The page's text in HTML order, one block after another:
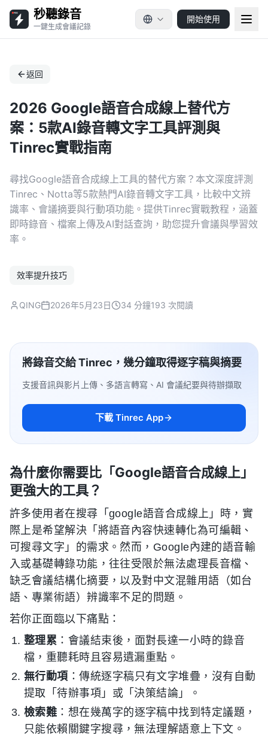
秒聽錄音
一鍵生成會議記錄
開始使用
返回
2026 Google語音合成線上替代方
案：5款AI錄音轉文字工具評測與
Tinrec實戰指南
尋找Google語音合成線上工具的替代方案？本文深度評測
Tinrec、Notta等5款熱門AI錄音轉文字工具，比較中文辨
識率、會議摘要與行動項功能。提供Tinrec實戰教程，涵蓋
即時錄音、檔案上傳及AI對話查詢，助您提升會議與學習效
率。
效率提升技巧
QING 2026年5月23日 34 分鐘193 次閱讀
將錄音交給 Tinrec，幾分鐘取得逐字稿與摘要
支援音訊與影片上傳、多語言轉寫、AI 會議紀要與待辦擷取
下載 Tinrec App
為什麼你需要比「Google語音合成線上」
更強大的工具？
許多使用者在搜尋「google語音合成線上」時，實
際上是希望解決「將語音內容快速轉化為可編輯、
可搜尋文字」的需求。然而，Google內建的語音輸
入或基礎轉錄功能，往往受限於無法處理長音檔、
缺乏會議結構化摘要，以及對中文混雜用語（如台
語、專業術語）辨識率不足的問題。
若你正面臨以下痛點：
整理累 ：會議結束後，面對長達一小時的錄音
檔，重聽耗時且容易遺漏重點。
無行動項 ：傳統逐字稿只有文字堆疊，沒有自動
提取「待辦事項」或「決策結論」。
檢索難 ：想在幾萬字的逐字稿中找到特定議題，
只能依賴關鍵字搜尋，無法理解語意上下文。